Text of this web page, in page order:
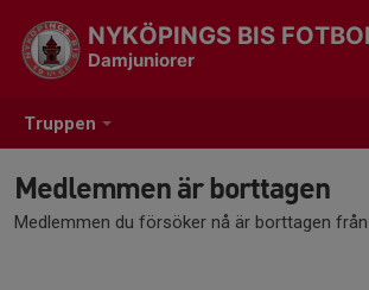
Truppen
NYKÖPINGS BIS
Damjuniorer
Medlemmen är borttagen
Medlemmen du försöker nå är borttagen